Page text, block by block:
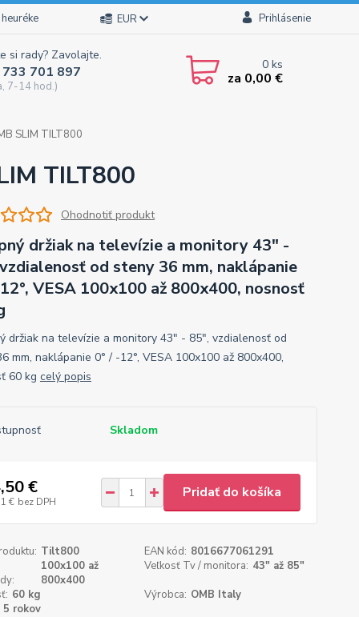
EUR Prihlásenie
si rady? Zavolajte.
701 897
7-14 hod.)
0ks
za 0,00 €
SLIM TILT800
TILT800
Ohodnotiť produkt
držiak na televízie a monitory 43" -
od steny 36 mm, naklápanie
VESA 100x100 až 800x400, nosnosť
držiak na televízie a monitory 43" - 85", vzdialenosť od
mm, naklápanie 0° / -12°, VESA 100x100 až 800x400,
60 kg celý popis
Skladom
€
€ bez DPH
Pridať do košíka
Tilt800 EAN kód: 8016677061291
100x100 až
800x400
Veľkosť Tv / monitora: 43" až 85"
60 kg Výrobca: OMB Italy
5 rokov